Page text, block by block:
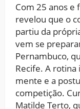
Com 25 anos e
revelou que o
partiu da
vem se
Pernambuco,
Recife. A rotina
mente e a
competição.
Matilde Terto,